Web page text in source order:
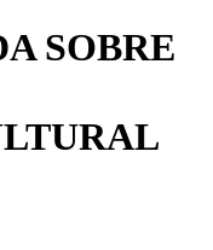
SOBRE